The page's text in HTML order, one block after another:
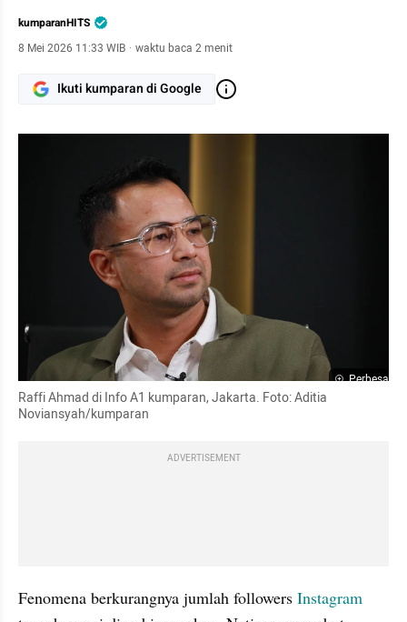
kumparanHITS
8 Mei 2026 11:33 WIB · waktu baca 2 menit
Ikuti kumparan di Google
Perbesar
Raffi Ahmad di Info A1 kumparan, Jakarta. Foto: Aditia
Noviansyah/kumparan
ADVERTISEMENT
Fenomena berkurangnya jumlah followers